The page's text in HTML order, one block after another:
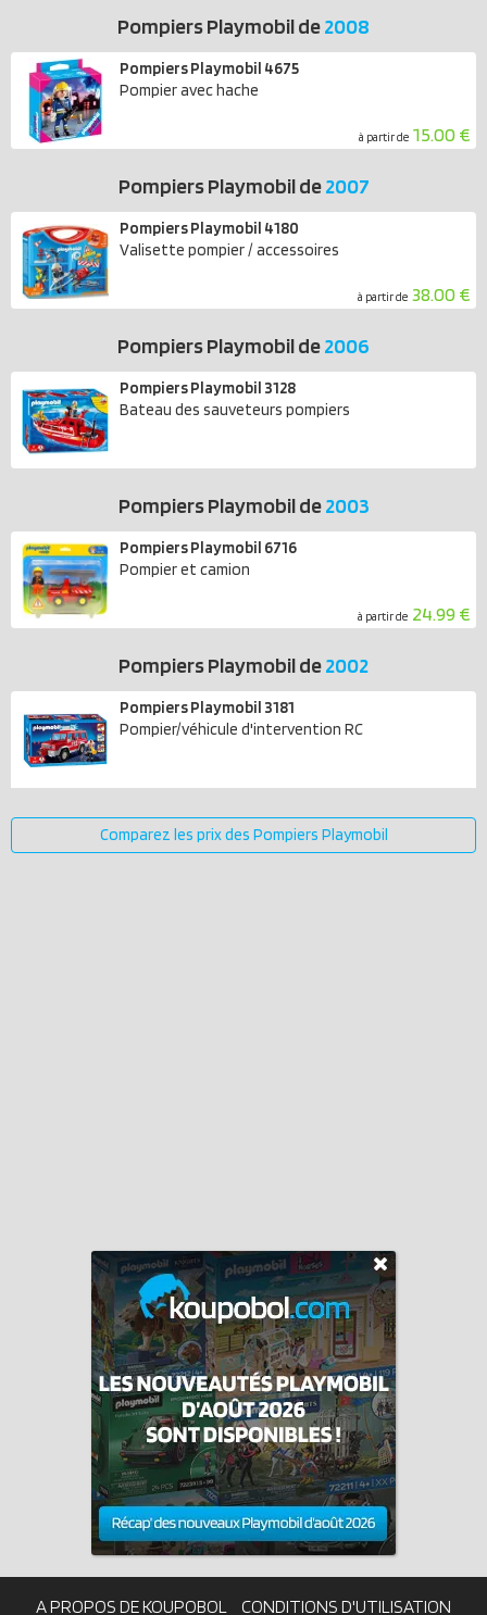
Pompiers Playmobil de2008
Pompiers Playmobil 4675
Pompier avec hache
à partir de 15.00 €
Pompiers Playmobil de2007
Pompiers Playmobil 4180
Valisette pompier / accessoires
à partir de 38.00 €
Pompiers Playmobil de2006
Pompiers Playmobil 3128
Bateau des sauveteurs pompiers
Pompiers Playmobil de2003
Pompiers Playmobil 6716
Pompier et camion
à partir de 24.99 €
Pompiers Playmobil de2002
Pompiers Playmobil 3181
Pompier/véhicule d'intervention RC
Comparez les prix des Pompiers Playmobil
A PROPOS DE KOUPOBOL CONDITIONS D'UTILISATION